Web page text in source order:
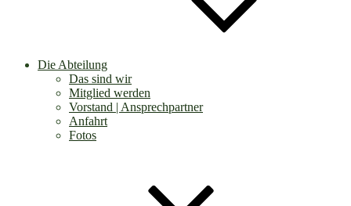
Die Abteilung
Das sind wir
Mitglied werden
Vorstand | Ansprechpartner
Anfahrt
Fotos